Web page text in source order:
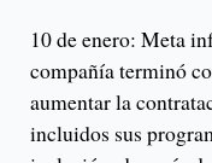
10 de enero: Meta
compañía terminó
aumentar la
incluidos sus